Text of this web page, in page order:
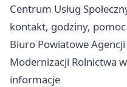
Centrum Usług
kontakt, godziny,
Biuro Powiatowe
Modernizacji Rolnictwa
informacje